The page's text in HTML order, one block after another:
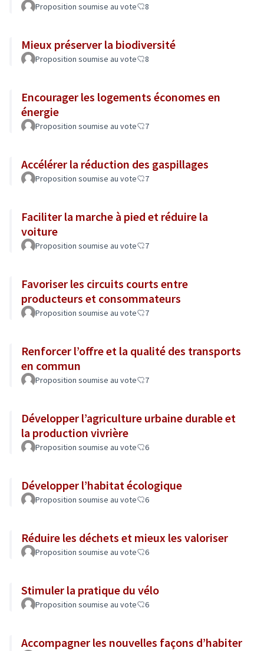
Proposition soumise au vote 8
Mieux préserver la biodiversité
Proposition soumise au vote 8
Encourager les logements économes en
énergie
Proposition soumise au vote 7
Accélérer la réduction des gaspillages
Proposition soumise au vote 7
Faciliter la marche à pied et réduire la
voiture
Proposition soumise au vote 7
Favoriser les circuits courts entre
producteurs et consommateurs
Proposition soumise au vote 7
Renforcer l’offre et la qualité des transports
en commun
Proposition soumise au vote 7
Développer l’agriculture urbaine durable et
la production vivrière
Proposition soumise au vote 6
Développer l’habitat écologique
Proposition soumise au vote 6
Réduire les déchets et mieux les valoriser
Proposition soumise au vote 6
Stimuler la pratique du vélo
Proposition soumise au vote 6
Accompagner les nouvelles façons d’habiter